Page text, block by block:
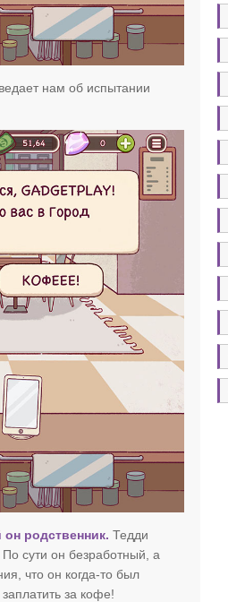
нам об испытании
он родственник. Тедди
По сути он безработный, а
что он когда-то был
за кофе!